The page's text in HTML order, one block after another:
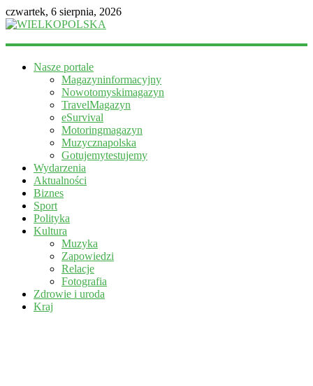
czwartek, 6 sierpnia, 2026
WIELKOPOLSKA
informacyjny
Nasze portale
Magazyninformacyjny
Nowotomyskimagazyn
TravelMagazyn
eSurvival
Motoringmagazyn
Muzycznapolska
Gotujemytestujemy
Wydarzenia
Aktualności
Biznes
Sport
Polityka
Kultura
Muzyka
Zapowiedzi
Relacje
Fotografia
Zdrowie i uroda
Kraj